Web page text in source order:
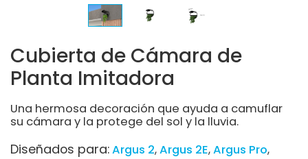
Cubierta de Cámara de
Planta Imitadora
Una hermosa decoración que ayuda a camuflar
su cámara y la protege del sol y la lluvia.
Diseñados para:Argus 2 Argus 2E Argus Pro